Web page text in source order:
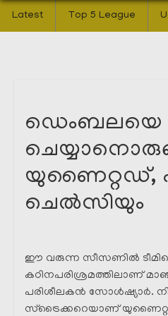
Latest Top 5 League
യുണൈറ്റഡ്,
ചെൽസിയും
ഈ വരുന്ന സീസണിൽ
കഠിനപരിശ്രമത്തിലാണ്
പരിശീലകൻ സോൾഷ്യാർ.
സ്‌ട്രൈക്കറെയാണ്